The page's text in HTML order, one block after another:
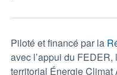
Piloté et financé par la
avec l’appui du FEDER,
territorial Énergie